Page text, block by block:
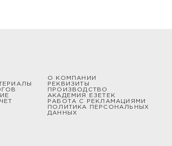
О КОМПАНИИ
РЕКВИЗИТЫ
ПРОИЗВОДСТВО
АКАДЕМИЯ ЕЗЕТЕК
РАБОТА С РЕКЛАМАЦИЯМИ
ПОЛИТИКА ПЕРСОНАЛЬНЫХ
ДАННЫХ